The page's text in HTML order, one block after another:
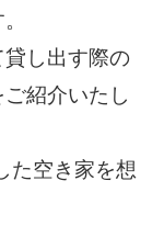
し出す際の
紹介いたし
た空き家を想